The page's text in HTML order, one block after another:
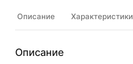
Описание Характеристики
Описание